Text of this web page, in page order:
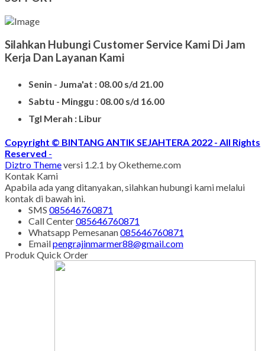
SUPPORT
Silahkan Hubungi Customer Service Kami Di Jam
Senin - Juma'at : 08.00 s/d 21.00
Sabtu - Minggu : 08.00 s/d 16.00
Tgl Merah : Libur
Copyright © BINTANG ANTIK SEJAHTERA 2022 - All Rights
Reserved-
Diztro Theme
versi 1.2.1 by Oketheme.com
Kontak Kami
Apabila ada yang ditanyakan, silahkan hubungi kami melalui
kontak di bawah ini.
SMS085646760871
Call Center 085646760871
WhatsappPemesanan085646760871
Emailpengrajinmarmer88@gmail.com
Produk Quick Order